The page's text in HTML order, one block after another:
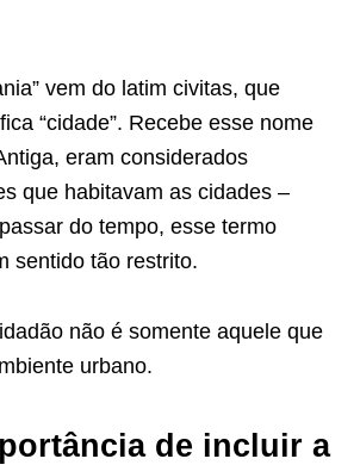
vem do latim civitas, que
“cidade”. Recebe esse nome
eram considerados
que habitavam as cidades –
do tempo, esse termo
sentido tão restrito.
não é somente aquele que
urbano.
de incluir a